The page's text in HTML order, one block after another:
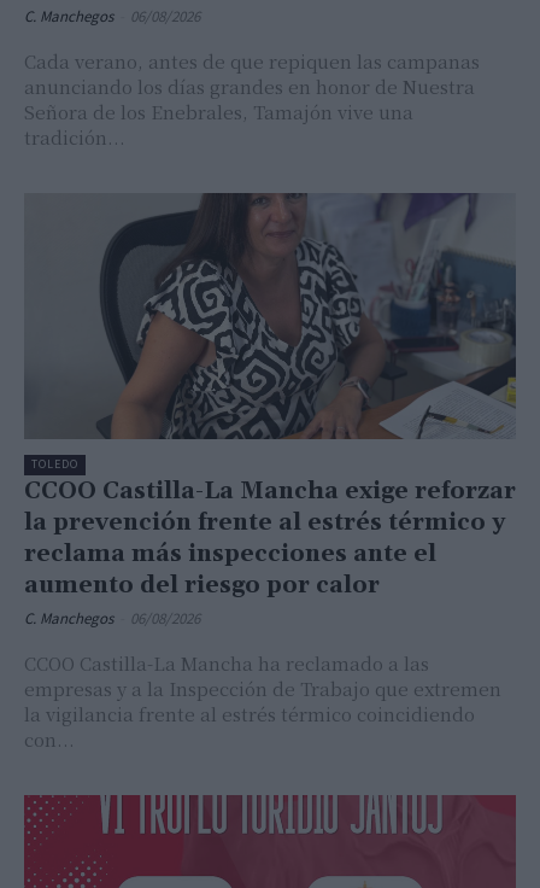
C. Manchegos 06/08/2026
Cada verano, antes de que repiquen las campanas
anunciando los días grandes en honor de Nuestra
Señora de los Enebrales, Tamajón vive una
tradición...
TOLEDO
CCOO Castilla-La Mancha exige reforzar
la prevención frente al estrés térmico y
reclama más inspecciones ante el
aumento del riesgo por calor
C. Manchegos 06/08/2026
CCOO Castilla-La Mancha ha reclamado a las
empresas y a la Inspección de Trabajo que extremen
la vigilancia frente al estrés térmico coincidiendo
con...